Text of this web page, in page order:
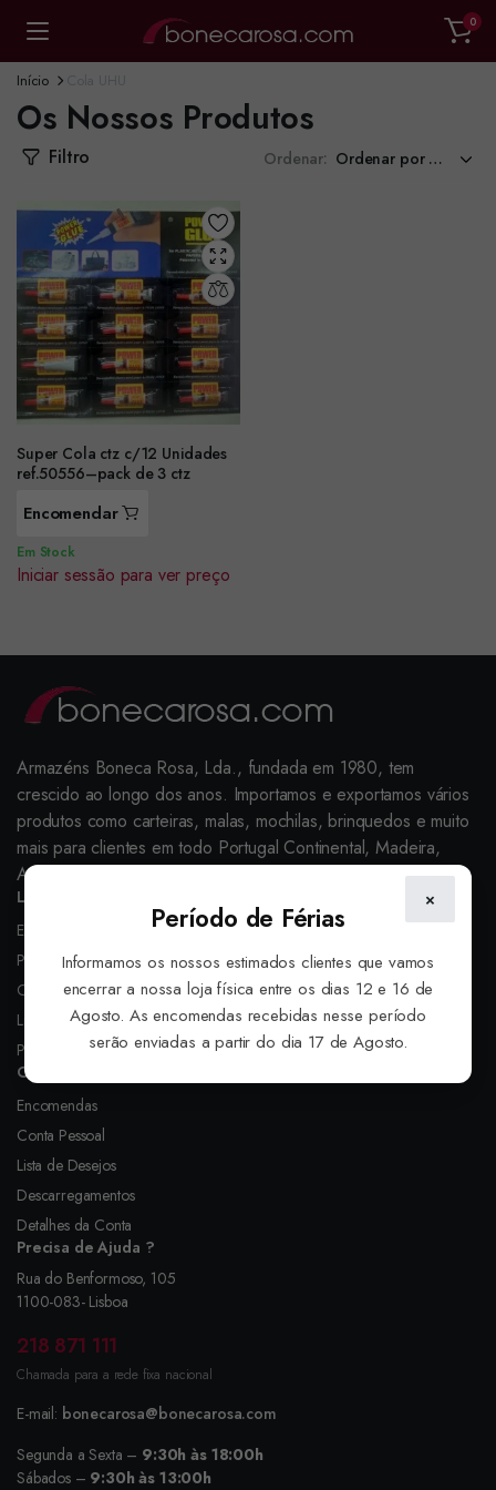
0
Início
Os Nossos Produtos
Filtro Ordenar:
Super Cola ctz c/12 Unidades
ref.50556–pack de 3 ctz
Encomendar
Em Stock
Iniciar sessão para ver preço
Armazéns Boneca Rosa, Lda., fundada em 1980, tem
crescido ao longo dos anos. Importamos e exportamos vários
produtos como carteiras, malas, mochilas, brinquedos e muito
mais para clientes em todo Portugal Continental, Madeira,
Açores, Europa e Países Lusófonos.
Links Úteis
Entrega
Política de Cookies
Condições de venda
Livro de Reclamações
Política de Privacidade
Conta Pessoal
Encomendas
Conta Pessoal
Lista de Desejos
Descarregamentos
Detalhes da Conta
Precisa de Ajuda ?
Rua do Benformoso, 105
1100-083- Lisboa
218 871 111
Chamada para a rede fixa nacional
E-mail: bonecarosa@bonecarosa.com
Segunda a Sexta – 9:30h às 18:00h
Sábados – 9:30h às 13:00h
×
Período de Férias
Informamos os nossos estimados clientes que vamos
encerrar a nossa loja física entre os dias 12 e 16 de
Agosto. As encomendas recebidas nesse período
serão enviadas a partir do dia 17 de Agosto.